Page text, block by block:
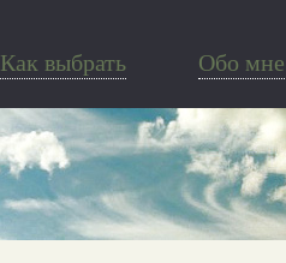
Как выбрать Обо мне